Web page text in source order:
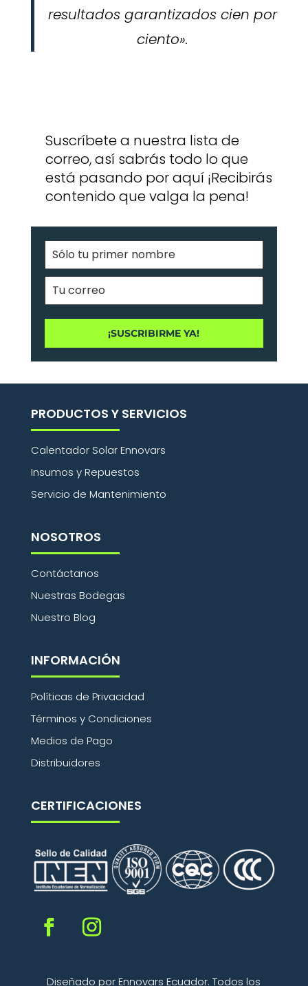
resultados garantizados cien por
ciento».
Suscríbete a nuestra lista de
correo, así sabrás todo lo que
está pasando por aquí ¡Recibirás
contenido que valga la pena!
¡SUSCRIBIRME YA!
PRODUCTOS Y SERVICIOS
Calentador Solar Ennovars
Insumos y Repuestos
Servicio de Mantenimiento
NOSOTROS
Contáctanos
Nuestras Bodegas
Nuestro Blog
INFORMACIÓN
Políticas de Privacidad
Términos y Condiciones
Medios de Pago
Distribuidores
CERTIFICACIONES
Diseñado por Ennovars Ecuador. Todos los